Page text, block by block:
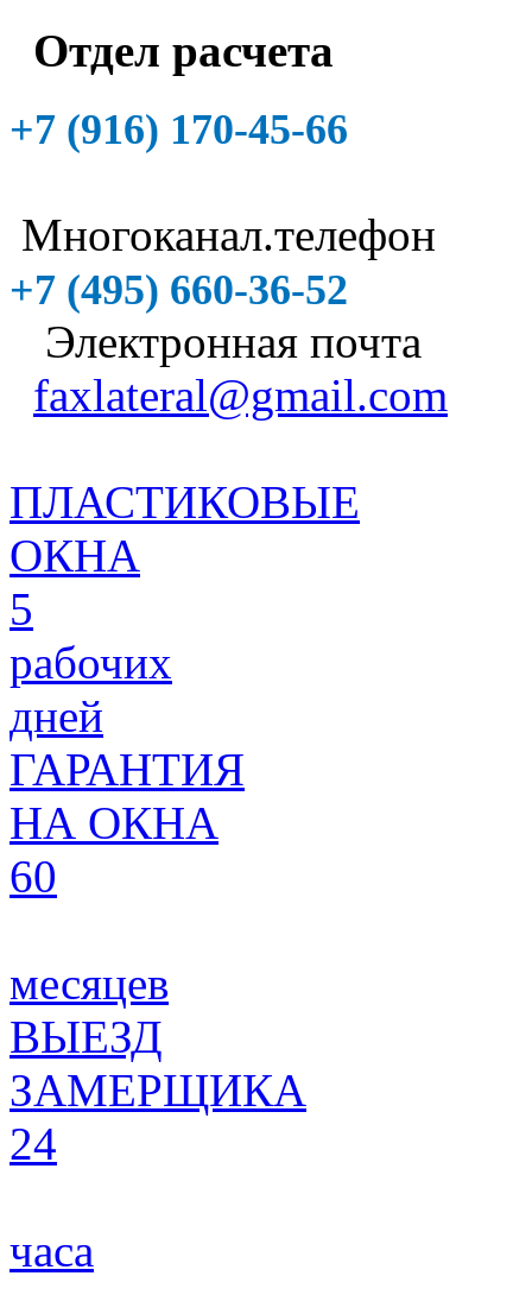
Отдел расчета
+7 (916) 170-45-66
Многоканал.телефон
+7 (495) 660-36-52
Электронная почта
faxlateral@gmail.com
ПЛАСТИКОВЫЕ
ОКНА
5
рабочих
дней
ГАРАНТИЯ
НА ОКНА
60
месяцев
ВЫЕЗД
ЗАМЕРЩИКА
24
часа